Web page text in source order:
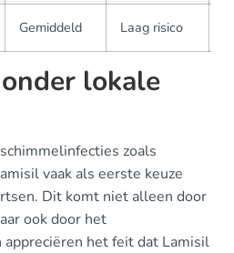
Gemiddeld Laag risico
lokale
zoals
vaak als eerste keuze
Dit komt niet alleen door
ook door het
het feit dat Lamisil